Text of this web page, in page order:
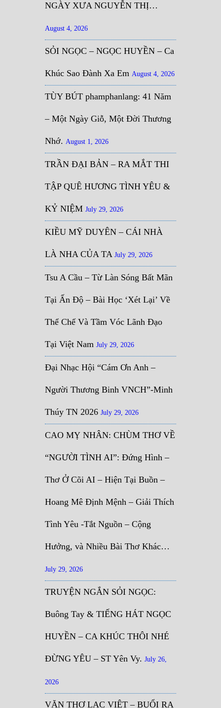
NGÀY XƯA NGUYỄN THỊ…
August 4, 2026
SỎI NGỌC – NGỌC HUYỀN – Ca
Khúc Sao Đành Xa Em August 4, 2026
TÙY BÚT phamphanlang: 41 Năm
– Một Ngày Giỗ, Một Đời Thương
Nhớ. August 1, 2026
TRẦN ĐẠI BẢN – RA MẮT THI
TẬP QUÊ HƯƠNG TÌNH YÊU &
KỶ NIỆM July 29, 2026
KIỀU MỸ DUYÊN – CÁI NHÀ
LÀ NHA CỦA TA July 29, 2026
Tsu A Cầu – Từ Làn Sóng Bất Mãn
Tại Ấn Độ – Bài Học ‘Xét Lại’ Về
Thể Chế Và Tầm Vóc Lãnh Đạo
Tại Việt Nam July 29, 2026
Đại Nhạc Hội “Cám Ơn Anh –
Người Thương Binh VNCH”-Minh
Thúy TN 2026 July 29, 2026
CAO MỴ NHÂN: CHÙM THƠ VỀ
“NGƯỜI TÌNH AI”: Đứng Hình –
Thơ Ở Cõi AI – Hiện Tại Buồn –
Hoang Mê Định Mệnh – Giải Thích
Tình Yêu -Tắt Nguồn – Cộng
Hưởng, và Nhiều Bài Thơ Khác…
July 29, 2026
TRUYỆN NGẮN SỎI NGỌC:
Buông Tay & TIẾNG HÁT NGỌC
HUYỀN – CA KHÚC THÔI NHÉ
ĐỪNG YÊU – ST Yên Vy. July 26,
2026
VĂN THƠ LẠC VIỆT – BUỔI RA